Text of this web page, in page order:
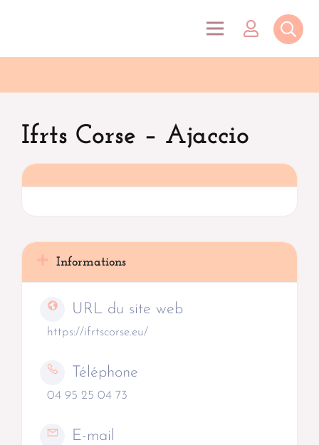
Ifrts Corse – Ajaccio
Informations
URL du site web
https://ifrtscorse.eu/
Téléphone
04 95 25 04 73
E-mail